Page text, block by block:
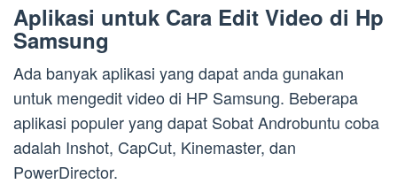
Aplikasi untuk Cara Edit Video di Hp
Samsung
Ada banyak aplikasi yang dapat anda gunakan
untuk mengedit video di HP Samsung. Beberapa
aplikasi populer yang dapat Sobat Androbuntu coba
adalah Inshot, CapCut, Kinemaster, dan
PowerDirector.